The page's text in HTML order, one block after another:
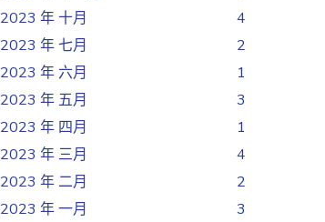
2023 年 十月
4
2023 年 七月
2
2023 年 六月
1
2023 年 五月
3
2023 年 四月
1
2023 年 三月
4
2023 年 二月
2
2023 年 一月
3